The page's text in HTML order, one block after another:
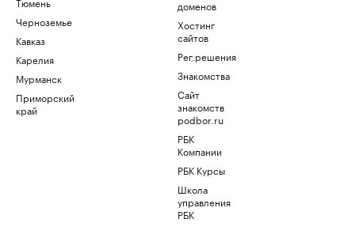
Черноземье
Кавказ
Карелия
Мурманск
Приморский
край
доменов
Хостинг
сайтов
Рег.решения
Знакомства
Сайт
знакомств
podbor.ru
РБК
Компании
РБК Курсы
Школа
управления
РБК